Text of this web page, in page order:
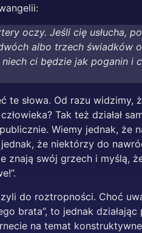
oczy. Jeśli cię usłucha,
albo trzech świadków
niech ci będzie jak poganin i
słowa. Od razu widzimy,
Tak też działał
Wiemy jednak,
że niektórzy do
znają swój grzech i myślą,
do roztropności. Choć
brata”, to jednak
na temat